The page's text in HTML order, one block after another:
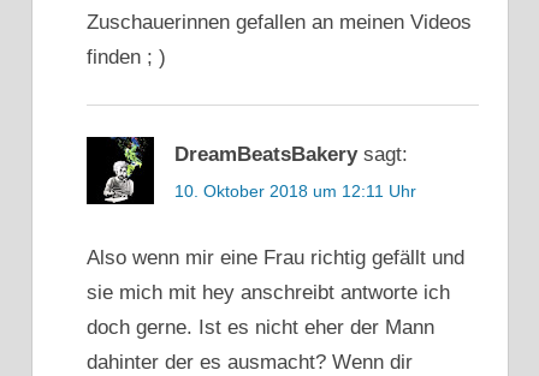
Zuschauerinnen gefallen an meinen Videos
finden ; )
DreamBeatsBakery sagt:
10. Oktober 2018 um 12:11 Uhr
Also wenn mir eine Frau richtig gefällt und
sie mich mit hey anschreibt antworte ich
doch gerne. Ist es nicht eher der Mann
dahinter der es ausmacht? Wenn dir